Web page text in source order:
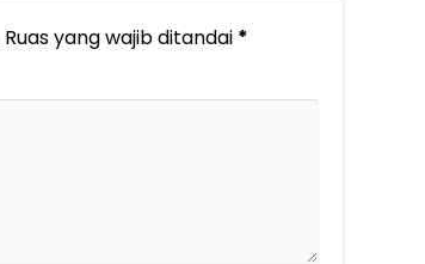
Ruas yang wajib ditandai *